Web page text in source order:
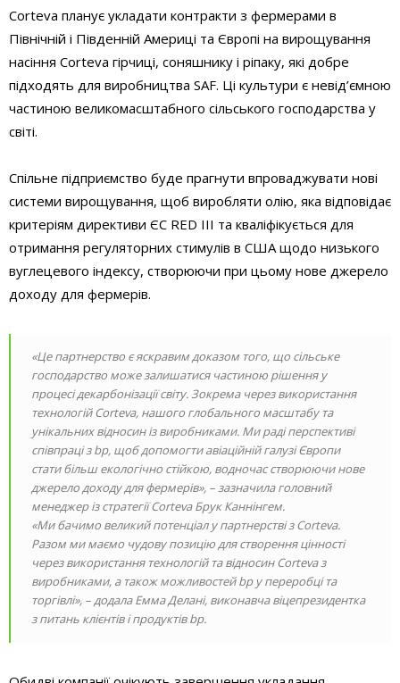
Corteva планує укладати контракти з фермерами в
Північній і Південній Америці та Європі на вирощування
насіння Corteva гірчиці, соняшнику і ріпаку, які добре
підходять для виробництва SAF. Ці культури є невід’ємною
частиною великомасштабного сільського господарства у
світі.
Спільне підприємство буде прагнути впроваджувати нові
системи вирощування, щоб виробляти олію, яка відповідає
критеріям директиви ЄС RED III та кваліфікується для
отримання регуляторних стимулів в США щодо низького
вуглецевого індексу, створюючи при цьому нове джерело
доходу для фермерів.
«Це партнерство є яскравим доказом того, що сільське
господарство може залишатися частиною рішення у
процесі декарбонізації світу. Зокрема через використання
технологій Corteva, нашого глобального масштабу та
унікальних відносин із виробниками. Ми раді перспективі
співпраці з bp, щоб допомогти авіаційній галузі Європи
стати більш екологічно стійкою, водночас створюючи нове
джерело доходу для фермерів», – зазначила головний
менеджер із стратегії Corteva Брук Каннінгем.
«Ми бачимо великий потенціал у партнерстві з Corteva.
Разом ми маємо чудову позицію для створення цінності
через використання технологій та відносин Corteva з
виробниками, а також можливостей bp у переробці та
торгівлі», – додала Емма Делані, виконавча віцепрезидентка
з питань клієнтів і продуктів bp.